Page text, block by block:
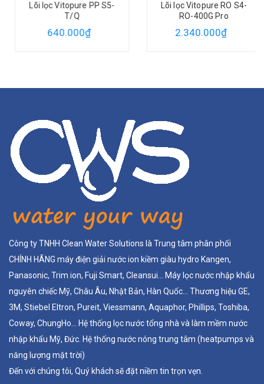
Lõi lọc Vitopure PP S5-
T/Q
640.000₫
Lõi lọc Vitopure RO S4-
RO-400G Pro
2.340.000₫
Công ty TNHH Clean Water Solutions là Trung tâm phân phối
CHÍNH HÃNG máy điện giải nước ion kiềm giàu hydro Kangen,
Panasonic, Trim ion, Fuji Smart, Cleansui... Máy lọc nước nhập khẩu
nguyên chiếc Mỹ, Châu Âu, Nhật Bản, Hàn Quốc... Thương hiệu GE,
3M, Stiebel Eltron, Pureit, Viessmann, Aquaphor, Phillips, Toshiba,
Coway, ChungHo... Hệ thống lọc nước tổng nhà và làm mềm nước
nhập khẩu Mỹ, Đức. Hệ thống nước nóng trung tâm (heatpumps và
năng lượng mặt trời)
Đến với chúng tôi, Quý khách sẽ đặt niềm tin trọn vẹn.